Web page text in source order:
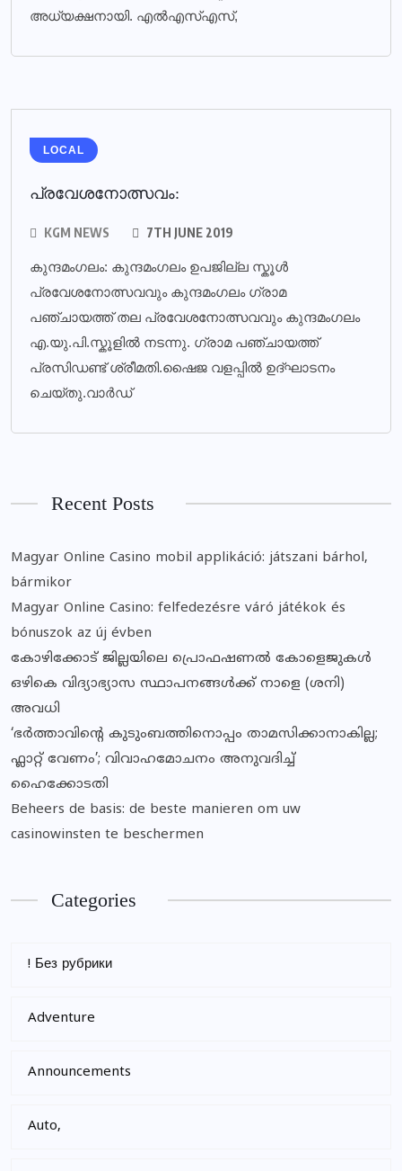
അധ്യക്ഷനായി. എല്‍എസ്എസ്,
LOCAL
പ്രവേശനോത്സവം:
KGM NEWS 7TH JUNE 2019
കുന്ദമംഗലം: കുന്ദമംഗലം ഉപജില്ല സ്കൂൾ
പ്രവേശനോത്സവവും കുന്ദമംഗലം ഗ്രാമ
പഞ്ചായത്ത് തല പ്രവേശനോത്സവവും കുന്ദമംഗലം
എ.യു.പി.സ്കൂളിൽ നടന്നു. ഗ്രാമ പഞ്ചായത്ത്
പ്രസിഡണ്ട് ശ്രീമതി.ഷൈജ വളപ്പിൽ ഉദ്ഘാടനം
ചെയ്തു.വാർഡ്
Recent Posts
Magyar Online Casino mobil applikáció: játszani bárhol,
bármikor
Magyar Online Casino: felfedezésre váró játékok és
bónuszok az új évben
കോഴിക്കോട് ജില്ലയിലെ പ്രൊഫഷണൽ കോളെജുകൾ
ഒഴികെ വിദ്യാഭ്യാസ സ്ഥാപനങ്ങൾക്ക് നാളെ (ശനി)
അവധി
‘ഭർത്താവിന്റെ കുടുംബത്തിനൊപ്പം താമസിക്കാനാകില്ല;
ഫ്ലാറ്റ് വേണം’; വിവാഹമോചനം അനുവദിച്ച്
ഹൈക്കോടതി
Beheers de basis: de beste manieren om uw
casinowinsten te beschermen
Categories
! Без рубрики
Adventure
Announcements
Auto,